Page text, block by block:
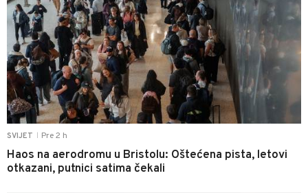
SVIJET Pre 2 h
Haos na aerodromu u Bristolu: Oštećena pista, letovi
otkazani, putnici satima čekali